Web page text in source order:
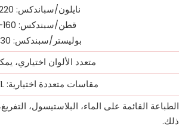
نايلون/سباندكس: 220-320 جرام لكل متر مربع
قطن/سبندكس: 160-220 جرام لكل متر مربع
بوليستر/سبندكس: 130-260 جرام لكل متر مربع
متعدد الألوان
مقاسات متعددة اختيارية: XXS-XXXL. حسب حاجة العميل
الطباعة القائمة على الماء، البلاستيسول،
ذلك.